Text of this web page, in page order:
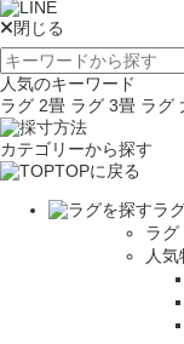
閉じる
人気のキーワード
ラグ 2畳 ラグ 3畳 ラグ
カテゴリーから探す
TOPに戻る
ラ
ラグ
人